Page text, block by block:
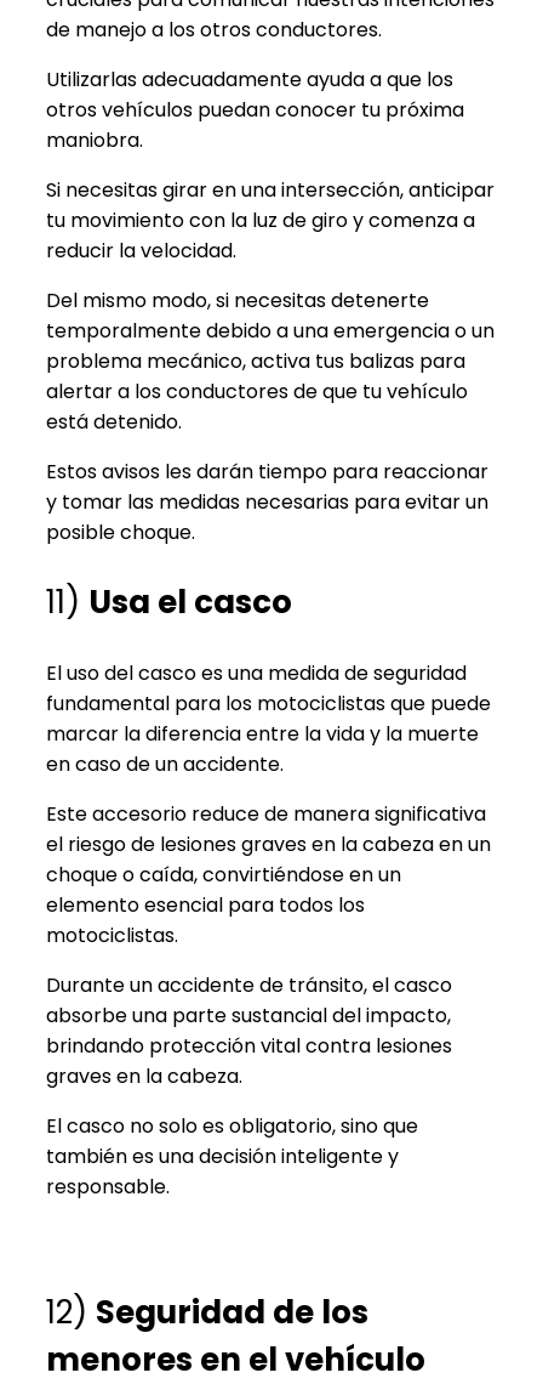
de manejo a los otros conductores.
Utilizarlas adecuadamente ayuda a que los
otros vehículos puedan conocer tu próxima
maniobra.
Si necesitas girar en una intersección, anticipar
tu movimiento con la luz de giro y comenza a
reducir la velocidad.
Del mismo modo, si necesitas detenerte
temporalmente debido a una emergencia o un
problema mecánico, activa tus balizas para
alertar a los conductores de que tu vehículo
está detenido.
Estos avisos les darán tiempo para reaccionar
y tomar las medidas necesarias para evitar un
posible choque.
11) Usa el casco
El uso del casco es una medida de seguridad
fundamental para los motociclistas que puede
marcar la diferencia entre la vida y la muerte
en caso de un accidente.
Este accesorio reduce de manera significativa
el riesgo de lesiones graves en la cabeza en un
choque o caída, convirtiéndose en un
elemento esencial para todos los
motociclistas.
Durante un accidente de tránsito, el casco
absorbe una parte sustancial del impacto,
brindando protección vital contra lesiones
graves en la cabeza.
El casco no solo es obligatorio, sino que
también es una decisión inteligente y
responsable.
12) Seguridad de los
menores en el vehículo